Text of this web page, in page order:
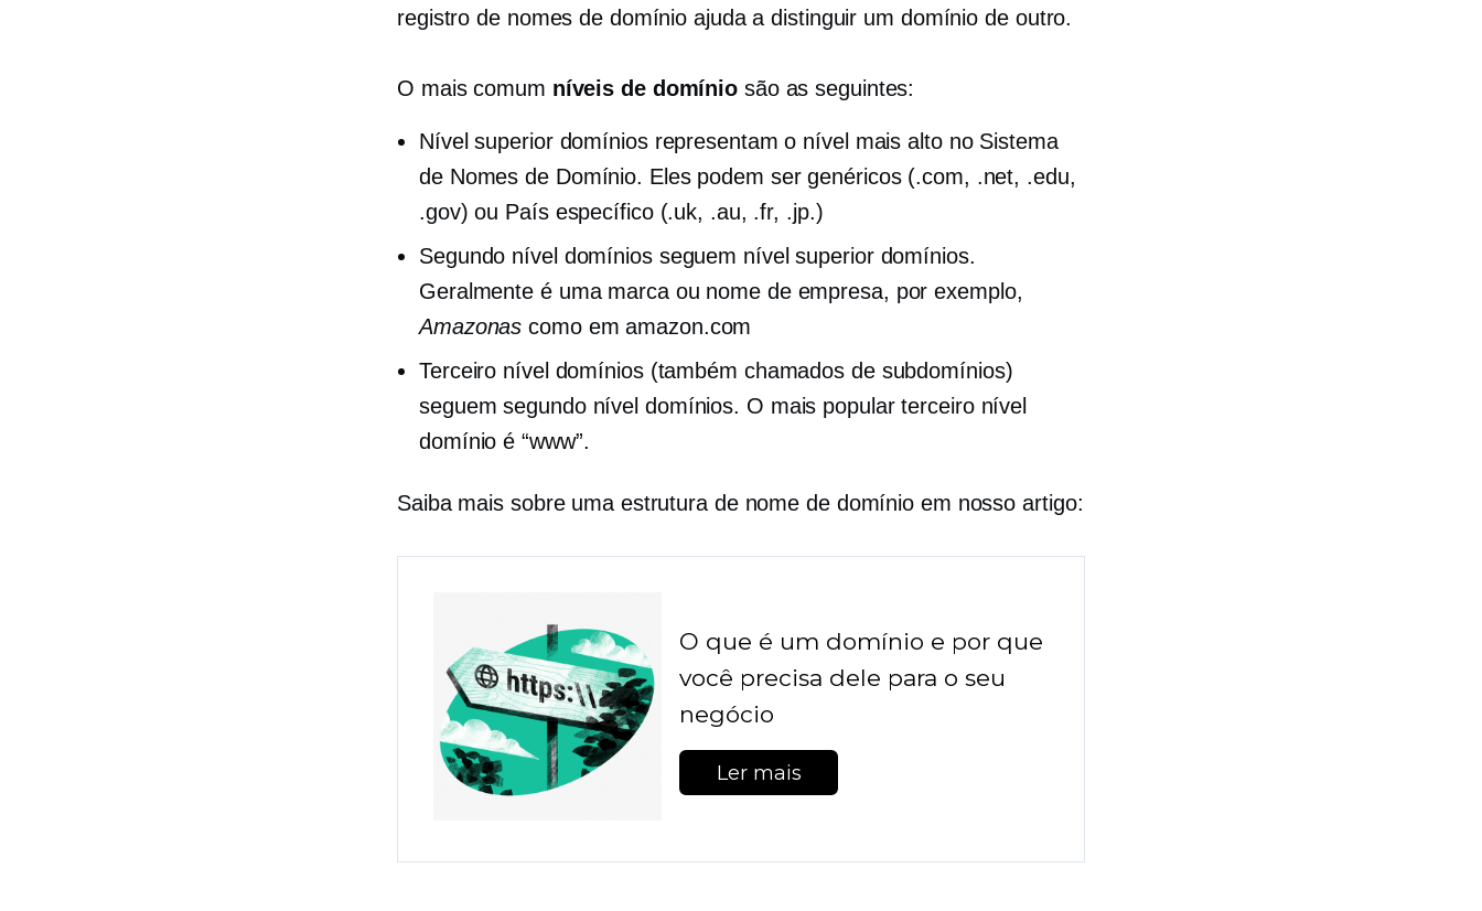
registro de nomes de domínio ajuda a distinguir um domínio de outro.
O mais comum níveis de domínio são as seguintes:
Nível superiordomínios representam o nível mais alto no Sistema
de Nomes de Domínio. Eles podem ser genéricos (.com, .net, .edu,
.gov) ou País específico(.uk, .au, .fr, .jp.)
Segundo nível domínios seguem nível superiordomínios.
Geralmente é uma marca ou nome de empresa, por exemplo,
Amazonas como em amazon.com
Terceiro nível domínios (também chamados de subdomínios)
seguemsegundo nível domínios. O mais popularterceiro nível
domínio é “www”.
Saiba mais sobre uma estrutura de nome de domínio em nosso artigo:
O que é um domínio e por que
você precisa dele para o seu
negócio
Ler mais